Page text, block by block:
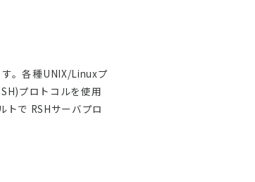
。各種UNIX/Linuxプ
プロトコルを使用
で RSHサーバプロ